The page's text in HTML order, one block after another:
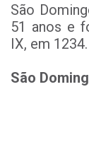
São
51 anos e
IX, em 1234.
São